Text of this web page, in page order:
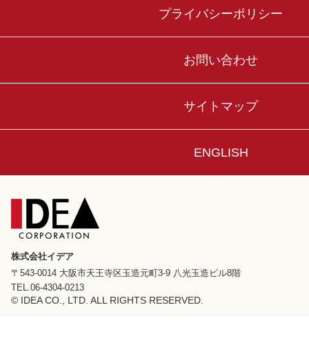
プライバシーポリシー
お問い合わせ
サイトマップ
ENGLISH
株式会社イデア
〒543-0014 大阪市天王寺区玉造元町3-9 八光玉造ビル8階
TEL.06-4304-0213
© IDEA CO., LTD. ALL RIGHTS RESERVED.